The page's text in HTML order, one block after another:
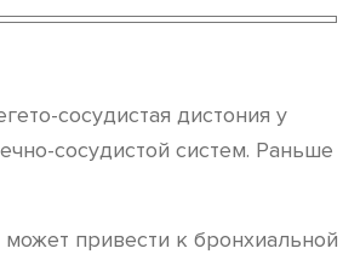
сосудистая дистония у
сосудистой систем. Раньше
привести к бронхиальной